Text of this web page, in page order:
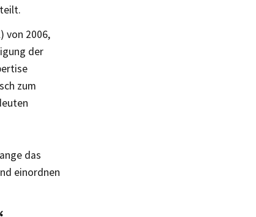
von 2006,
der
zum
das
einordnen